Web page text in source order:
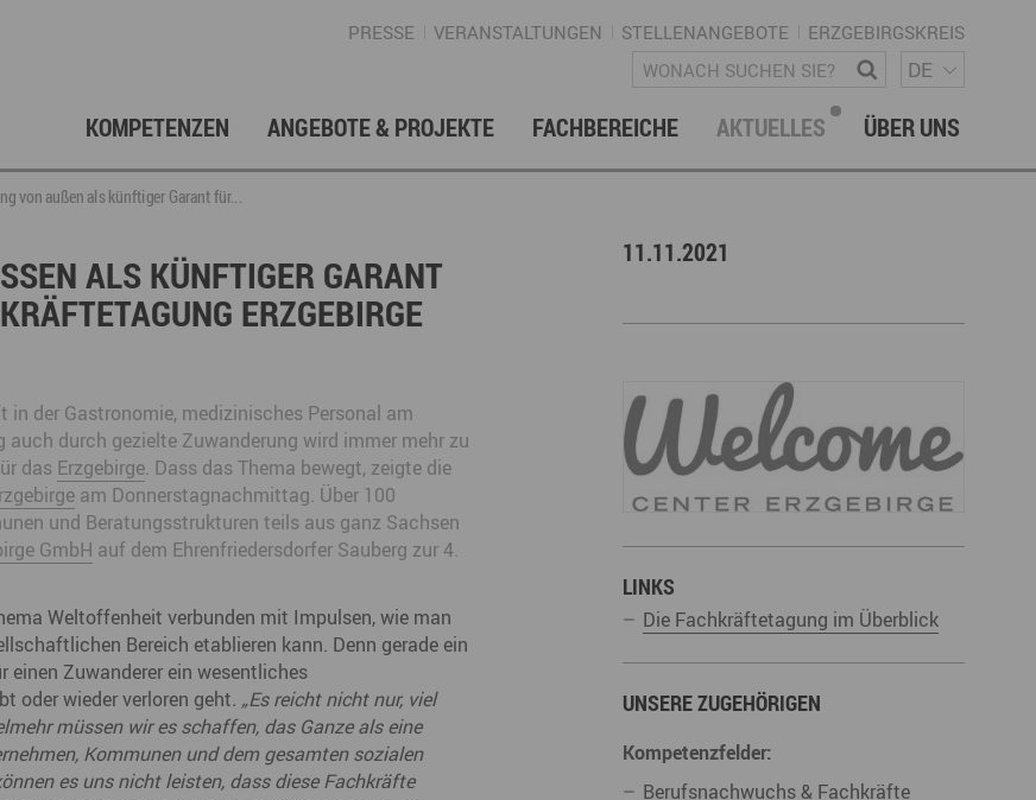
PRESSE VERANSTALTUNGEN STELLENANGEBOTE ERZGEBIRGSKREIS
Wonach suchen Sie? DE
KOMPETENZEN
Gründung, Förderung & Investition
Fördermittelberatung
Gewerbeflächen – Immobilien
Gründen im Erzgebirge
Investition
Nachfolge
Regionalmarketing & -entwicklung
Marke ERZGEBIRGE
Strategie Erzgebirge - Gedacht. Gemacht.
Touristische Infrastruktur & Wegenetz
Radrouten
Wegewarte
ANGEBOTE & PROJEKTE
Projektarchiv
FACHBEREICHE
Berufs- & Studienorientierung
Angebote für Schüler
Angebote für Lehrer
Angebote für Unternehmen
Regionale Koordination
Strategie
Touristische Infrastruktur
Wanderwege Radrouten
Wegewarte
Loipennetz
Ansprechpartner & Kontakt
AKTUELLES
Presse
ÜBER UNS
Gesellschafterstruktur
Geschichte
von außen als künftiger Garant für...
ALS KÜNFTIGER GARANT F
ERZGEBIRGE T
der Gastronomie, medizinisches Personal am
durch gezielte Zuwanderung wird immer mehr zu
das Erzgebirge. Dass das Thema bewegt, zeigte die
am Donnerstagnachmittag. Über 100
und Beratungsstrukturen teils aus ganz Sachsen
GmbH auf dem Ehrenfriedersdorfer Sauberg zur 4.
Weltoffenheit verbunden mit Impulsen, wie man
Bereich etablieren kann. Denn gerade ein
Zuwanderer ein wesentliches
oder wieder verloren geht. „Es reicht nicht nur, viel
müssen wir es schaffen, das Ganze als eine
Kommunen und dem gesamten sozialen
es uns nicht leisten, dass diese Fachkräfte
11.11.2021
LINKS
Die Fachkräftetagung im Überblick
UNSERE ZUGEHÖRIGEN
Kompetenzfelder:
Berufsnachwuchs & Fachkräfte